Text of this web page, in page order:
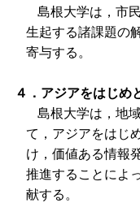
島根大学は，市
生起する諸課題の
寄与する。
４．アジアをはじめ
島根大学は，地
て，アジアをはじ
け，価値ある情報
推進することによ
献する。